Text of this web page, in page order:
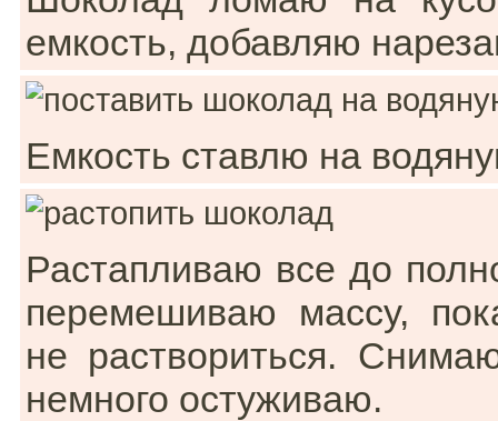
емкость, добавляю
Емкость ставлю на
Растапливаю все до
перемешиваю массу,
не раствориться.
немного остуживаю.